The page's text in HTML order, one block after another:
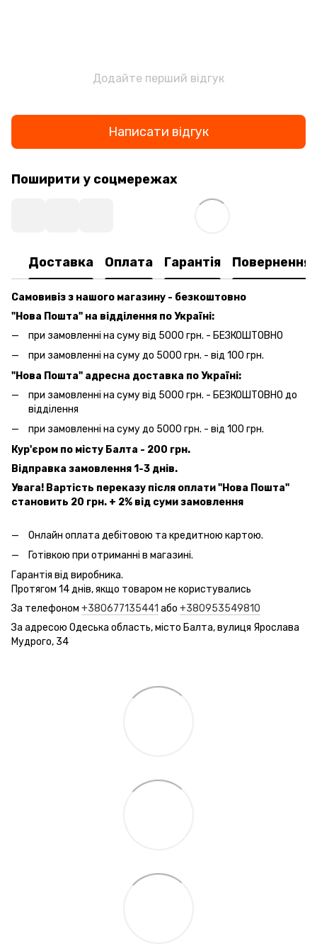
Додайте перший відгук
Написати відгук
Поширити у соцмережах
Доставка Оплата Гарантія Повернення
Самовивіз з нашого магазину - безкоштовно
"Нова Пошта" на відділення по Україні:
при замовленні на суму від 5000 грн. - БЕЗКОШТОВНО
при замовленні на суму до 5000 грн. - від 100 грн.
"Нова Пошта" адресна доставка по Україні:
при замовленні на суму від 5000 грн. - БЕЗКОШТОВНО до
відділення
при замовленні на суму до 5000 грн. - від 100 грн.
Кур'єром по місту Балта - 200 грн.
Відправка замовлення 1-3 днів.
Увага! Вартість переказу після оплати "Нова Пошта"
становить 20 грн. + 2% від суми замовлення
Онлайн оплата дебітовою та кредитною картою.
Готівкою при отриманні в магазині.
Гарантія від виробника.
Протягом 14 днів, якщо товаром не користувались
За телефоном +380677135441 або +380953549810
За адресою Одеська область, місто Балта, вулиця Ярослава
Мудрого, 34